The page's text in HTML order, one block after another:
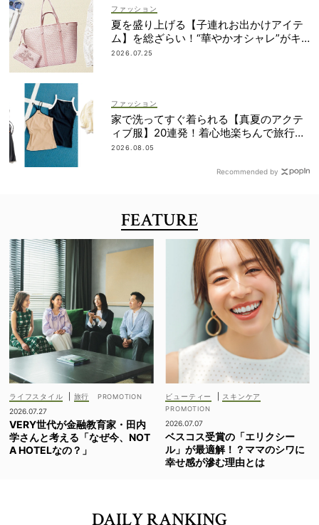
ファッション
夏を盛り上げる【子連れお出かけアイテ
ム】を総ざらい！“華やかオシャレ”がキ
ーワード
2026.07.25
ファッション
家で洗ってすぐ着られる【真夏のアクテ
ィブ服】20連発！着心地楽ちんで旅行・
帰省にも◎
2026.08.05
Recommended by
FEATURE
ライフスタイル
旅行
2026.07.27
VERY世代が金融教育家・田内
学さんと考える「なぜ今、NOT
A HOTELなの？」
ビューティー スキンケア
2026.07.07
ベスコス受賞の「エリクシー
ル」が最適解！？ママのシワに
幸せ感が滲む理由とは
DAILY RANKING